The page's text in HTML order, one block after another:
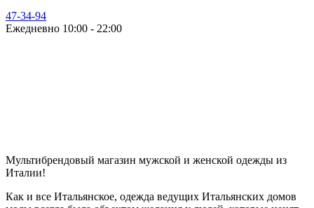
47-34-94
Ежедневно 10:00 - 22:00
Мультибрендовый магазин мужской и женской одежды из
Италии!
Как и все Итальянское, одежда ведущих Итальянских домов